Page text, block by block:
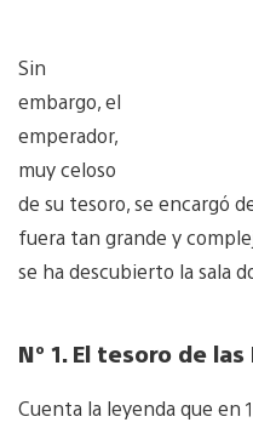
Sin
embargo, el
emperador,
muy celoso
de su tesoro, se encargó
fuera tan grande y
se ha descubierto la sala
Nº 1. El tesoro de
Cuenta la leyenda que en